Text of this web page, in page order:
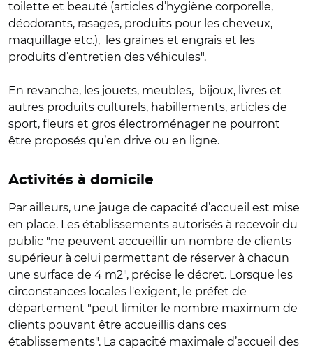
toilette et beauté (articles d’hygiène corporelle,
déodorants, rasages, produits pour les cheveux,
maquillage etc.), les graines et engrais et les
produits d’entretien des véhicules".
En revanche, les jouets, meubles, bijoux, livres et
autres produits culturels, habillements, articles de
sport, fleurs et gros électroménager ne pourront
être proposés qu’en drive ou en ligne.
Activités à domicile
Par ailleurs, une jauge de capacité d’accueil est mise
en place. Les établissements autorisés à recevoir du
public "ne peuvent accueillir un nombre de clients
supérieur à celui permettant de réserver à chacun
une surface de 4 m2", précise le décret. Lorsque les
circonstances locales l'exigent, le préfet de
département "peut limiter le nombre maximum de
clients pouvant être accueillis dans ces
établissements". La capacité maximale d’accueil des